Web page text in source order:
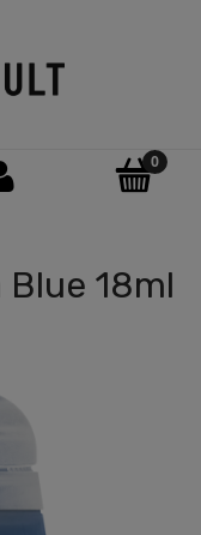
18ml